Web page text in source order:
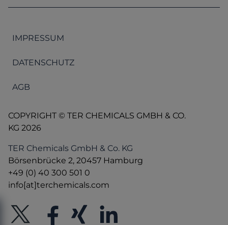
IMPRESSUM
DATENSCHUTZ
AGB
COPYRIGHT © TER CHEMICALS GMBH & CO.
KG 2026
TER Chemicals GmbH & Co. KG
Börsenbrücke 2, 20457 Hamburg
+49 (0) 40 300 501 0
info[at]terchemicals.com